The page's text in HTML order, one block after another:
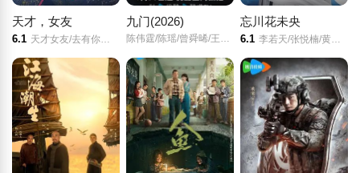
天才，女友
6.1 天才女友/去有你的夏天/当你耀眼时/
九门(2026) 忘川花未央
6.1 李若天/张悦楠/黄志玮/